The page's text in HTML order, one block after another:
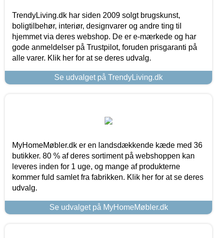
TrendyLiving.dk har siden 2009 solgt brugskunst,
boligtilbehør, interiør, designvarer og andre ting til
hjemmet via deres webshop. De er e-mærkede og har
gode anmeldelser på Trustpilot, foruden prisgaranti på
alle varer. Klik her for at se deres udvalg.
Se udvalget på TrendyLiving.dk
MyHomeMøbler.dk er en landsdækkende kæde med 36
butikker. 80 % af deres sortiment på webshoppen kan
leveres inden for 1 uge, og mange af produkterne
kommer fuld samlet fra fabrikken. Klik her for at se deres
udvalg.
Se udvalget på MyHomeMøbler.dk